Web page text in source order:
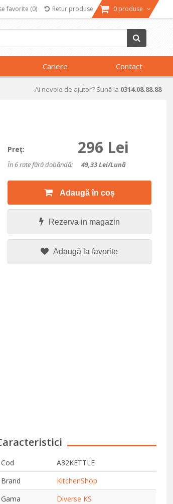
favorite (0) Retur produse 0 produse
Cariere Contact
Ai nevoie de ajutor? Sună la 0314.08.88.88
Preţ: 296 Lei
În 6 rate fără dobândă: 49,33Lei/lună
Adaugă în coș
Rezerva in magazin
Adaugă la favorite
Cod
A32KETTLE
Brand
KitchenShop
Gama
Diverse KS